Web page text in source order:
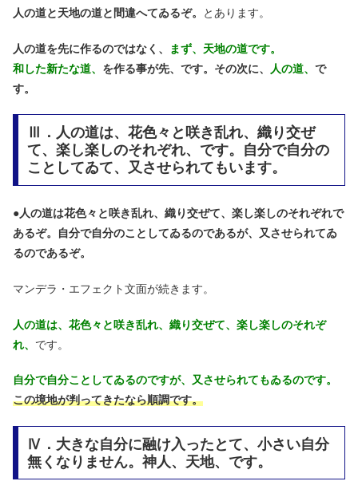
人の道と天地の道と間違へてゐるぞ。 とあります。
人の道を先に作るのではなく、
まず、天地の道です。
和した新たな道、 を作る事が先、です。その次に、 人の道、 で
す。
Ⅲ．人の道は、花色々と咲き乱れ、織り交ぜ
て、楽し楽しのそれぞれ、です。自分で自分の
ことしてゐて、又させられてもいます。
●人の道は花色々と咲き乱れ、織り交ぜて、楽し楽しのそれぞれで
あるぞ。自分で自分のことしてゐるのであるが、又させられてゐ
るのであるぞ。
マンデラ・エフェクト文面が続きます。
人の道は、花色々と咲き乱れ、織り交ぜて、楽し楽しのそれぞ
れ、 です。
自分で自分ことしてゐるのですが、又させられてもゐるのです。
この境地が判ってきたなら順調です。
Ⅳ．大きな自分に融け入ったとて、小さい自分
無くなりません。神人、天地、です。